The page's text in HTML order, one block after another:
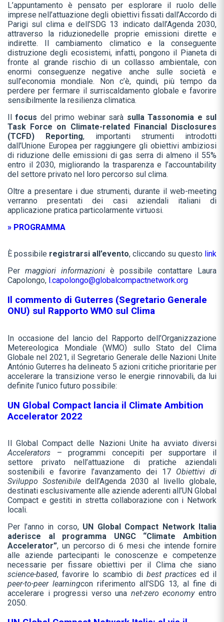
L’appuntamento è pensato per esplorare il ruolo delle
imprese nell’attuazione degli obiettivi fissati dall’Accordo di
Parigi sul clima e dell’SDG 13 indicato dall’Agenda 2030,
attraverso la riduzionedelle proprie emissioni dirette e
indirette. Il cambiamento climatico e la conseguente
distruzione degli ecosistemi, infatti, pongono il Pianeta di
fronte al grande rischio di un collasso ambientale, con
enormi conseguenze negative anche sulle società e
sull’economia mondiale. Non c’è, quindi, più tempo da
perdere per fermare il surriscaldamento globale e favorire
sensibilmente la resilienza climatica.
Ilfocus del primo webinar sarà sulla Tassonomia e sul
Task Force on Climate-related Financial Disclosures
(TCFD) Reporting, importanti strumenti introdotti
dall’Unione Europea per raggiungere gli obiettivi ambiziosi
di riduzione delle emissioni di gas serra di almeno il 55%
entro il 2030, migliorando la trasparenza e l’accountability
del settore privato nel loro percorso sul clima.
Oltre a presentare i due strumenti, durante il web-meeting
verranno presentati dei casi aziendali italiani di
applicazione pratica particolarmente virtuosi.
» PROGRAMMA
È possibile registrarsi all’evento, cliccando su questo link
Per maggiori informazioni è possibile contattare Laura
Capolongo, l.capolongo@globalcompactnetwork.org
Il commento di Guterres (Segretario Generale
ONU) sul Rapporto WMO sul Clima
In occasione del lancio del Rapporto dell’Organizzazione
Metereologica Mondiale (WMO) sullo Stato del Clima
Globale nel 2021, il Segretario Generale delle Nazioni Unite
António Guterres ha delineato 5 azioni critiche prioritarie per
accelerare la transizione verso le energie rinnovabili, da lui
definite l’unico futuro possibile:
UN Global Compact lancia il Climate Ambition
Accelerator 2022
Il Global Compact delle Nazioni Unite ha avviato diversi
Accelerators – programmi concepiti per supportare il
settore privato nell’attuazione di pratiche aziendali
sostenibili e favorire l’avanzamento dei 17 Obiettivi di
Sviluppo Sostenibile dell’Agenda 2030 al livello globale,
destinati esclusivamente alle aziende aderenti all’UN Global
Compact e gestiti in stretta collaborazione con i Network
locali.
Per l’anno in corso, UN Global Compact Network Italia
aderisce al programma UNGC “Climate Ambition
Accelerator”, un percorso di 6 mesi che intende fornire
alle aziende partecipanti le conoscenze e competenze
necessarie per fissare obiettivi per il Clima che siano
science-based, favorire lo scambio di best practicesed il
peer-to-peer learningcon riferimento all’SDG 13, al fine di
accelerare i progressi verso una net-zero economyentro
2050.